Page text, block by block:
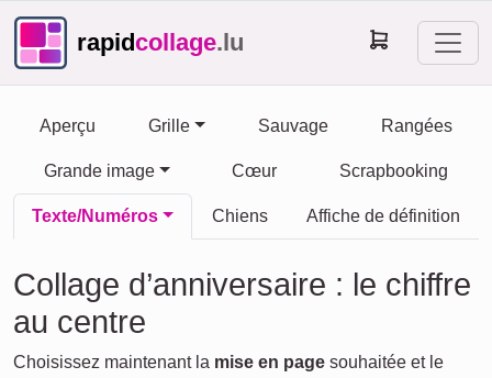
rapidcollage.lu
Aperçu Grille Sauvage Rangées
Grande image Cœur Scrapbooking
Texte/Numéros Chiens Affiche de définition
Collage d’anniversaire : le chiffre
au centre
Choisissez maintenant la mise en page souhaitée et le